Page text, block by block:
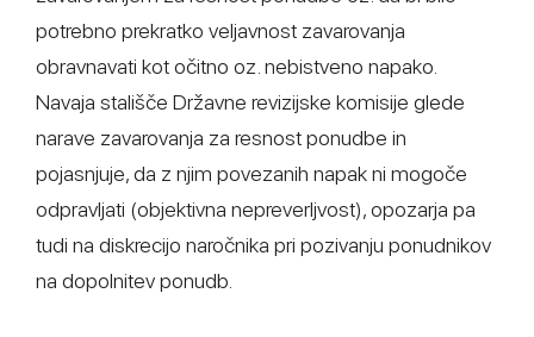
potrebno prekratko veljavnost zavarovanja
obravnavati kot očitno oz. nebistveno napako.
Navaja stališče Državne revizijske komisije glede
narave zavarovanja za resnost ponudbe in
pojasnjuje, da z njim povezanih napak ni mogoče
odpravljati (objektivna nepreverljvost), opozarja pa
tudi na diskrecijo naročnika pri pozivanju ponudnikov
na dopolnitev ponudb.